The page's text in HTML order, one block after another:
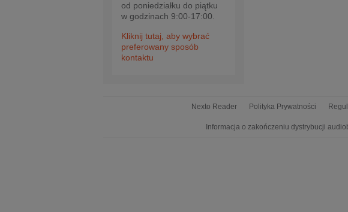
od poniedziałku do piątku
w godzinach 9:00-17:00.
Kliknij tutaj, aby wybrać
preferowany sposób
kontaktu
Nexto Reader Polityka Prywatności
Informacja o zakończeniu dystrybucji